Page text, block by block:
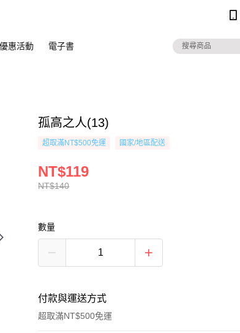
優惠活動 電子書
孤高之人(13)
超取滿NT$500免運 國家/地區配送
NT$140
NT$119
數量
付款與運送方式
超取滿NT$500免運